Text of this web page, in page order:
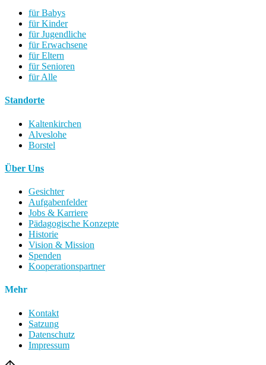
für Babys
für Kinder
für Jugendliche
für Erwachsene
für Eltern
für Senioren
für Alle
Standorte
Kaltenkirchen
Alveslohe
Borstel
Über Uns
Gesichter
Aufgabenfelder
Jobs & Karriere
Pädagogische Konzepte
Historie
Vision & Mission
Spenden
Kooperationspartner
Mehr
Kontakt
Satzung
Datenschutz
Impressum